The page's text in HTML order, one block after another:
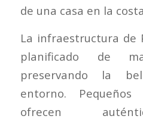
de una casa en la
La infraestructura de
planificado de
preservando la
entorno. Pequeños
ofrecen